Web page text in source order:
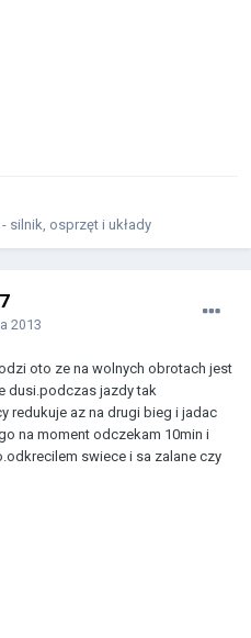
silnik, osprzęt i układy
2013
oto ze na wolnych obrotach jest
dusi.podczas jazdy tak
redukuje az na drugi bieg i jadac
na moment odczekam 10min i
swiece i sa zalane czy